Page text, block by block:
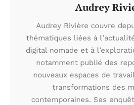
Audrey
Audrey Rivière couvre
thématiques liées à
digital nomade et à
notamment publié des
nouveaux espaces de
transformations des
contemporaines. Ses